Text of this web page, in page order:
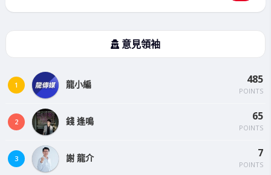
意見領袖
1 龍小編 485
POINTS
2 錢 逢鳴 65
POINTS
3 謝 龍介 7
POINTS